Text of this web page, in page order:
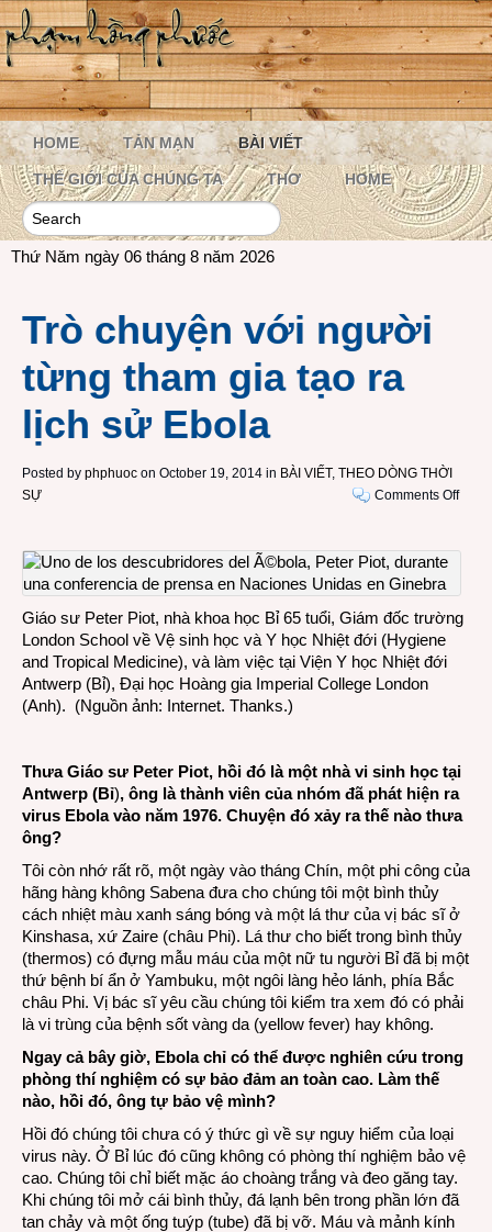
HOME TẢN MẠN BÀI VIẾT
THẾ GIỚI CỦA CHÚNG TA THƠ HOME
Thứ Năm ngày 06 tháng 8 năm 2026
Trò chuyện với người
từng tham gia tạo ra
lịch sử Ebola
Posted by phphuoc on October 19, 2014 in BÀI VIẾT, THEO DÒNG THỜI
SỰ
Comments Offon
tham
Giáo sư Peter Piot, nhà khoa học Bỉ 65 tuổi, Giám đốc trường
London School về Vệ sinh học và Y học Nhiệt đới (Hygiene
and Tropical Medicine), và làm việc tại Viện Y học Nhiệt đới
Antwerp (Bỉ), Đại học Hoàng gia Imperial College London
(Anh). (Nguồn ảnh: Internet. Thanks.)
Thưa Giáo sư Peter Piot, hồi đó là một nhà vi sinh học tại
Antwerp (Bỉ), ông là thành viên của nhóm đã phát hiện ra
virus Ebola vào năm 1976. Chuyện đó xảy ra thế nào thưa
ông?
Tôi còn nhớ rất rõ, một ngày vào tháng Chín, một phi công của
hãng hàng không Sabena đưa cho chúng tôi một bình thủy
cách nhiệt màu xanh sáng bóng và một lá thư của vị bác sĩ ở
Kinshasa, xứ Zaire (châu Phi). Lá thư cho biết trong bình thủy
(thermos) có đựng mẫu máu của một nữ tu người Bỉ đã bị một
thứ bệnh bí ẩn ở Yambuku, một ngôi làng hẻo lánh, phía Bắc
châu Phi. Vị bác sĩ yêu cầu chúng tôi kiểm tra xem đó có phải
là vi trùng của bệnh sốt vàng da (yellow fever) hay không.
Ngay cả bây giờ, Ebola chỉ có thể được nghiên cứu trong
phòng thí nghiệm có sự bảo đảm an toàn cao. Làm thế
nào, hồi đó, ông tự bảo vệ mình?
Hồi đó chúng tôi chưa có ý thức gì về sự nguy hiểm của loại
virus này. Ở Bỉ lúc đó cũng không có phòng thí nghiệm bảo vệ
cao. Chúng tôi chỉ biết mặc áo choàng trắng và đeo găng tay.
Khi chúng tôi mở cái bình thủy, đá lạnh bên trong phần lớn đã
tan chảy và một ống tuýp (tube) đã bị vỡ. Máu và mảnh kính